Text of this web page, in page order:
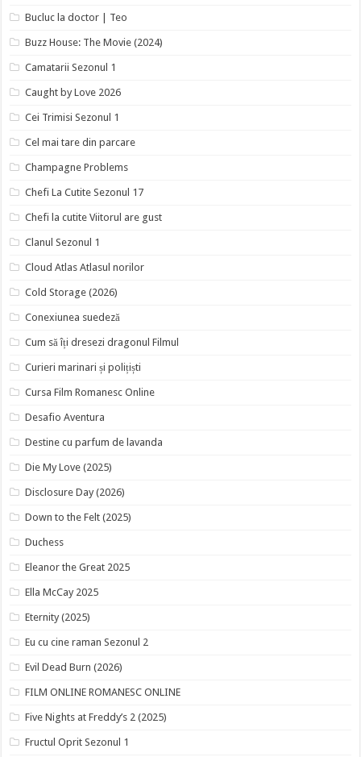
Bucluc la doctor | Teo
Buzz House: The Movie (2024)
Camatarii Sezonul 1
Caught by Love 2026
Cei Trimisi Sezonul 1
Cel mai tare din parcare
Champagne Problems
Chefi La Cutite Sezonul 17
Chefi la cutite Viitorul are gust
Clanul Sezonul 1
Cloud Atlas Atlasul norilor
Cold Storage (2026)
Conexiunea suedeză
Cum să îți dresezi dragonul Filmul
Curieri marinari și polițiști
Cursa Film Romanesc Online
Desafio Aventura
Destine cu parfum de lavanda
Die My Love (2025)
Disclosure Day (2026)
Down to the Felt (2025)
Duchess
Eleanor the Great 2025
Ella McCay 2025
Eternity (2025)
Eu cu cine raman Sezonul 2
Evil Dead Burn (2026)
FILM ONLINE ROMANESC ONLINE
Five Nights at Freddy’s 2 (2025)
Fructul Oprit Sezonul 1